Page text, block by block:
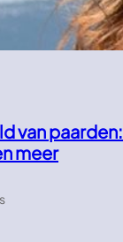
van paarden:
meer